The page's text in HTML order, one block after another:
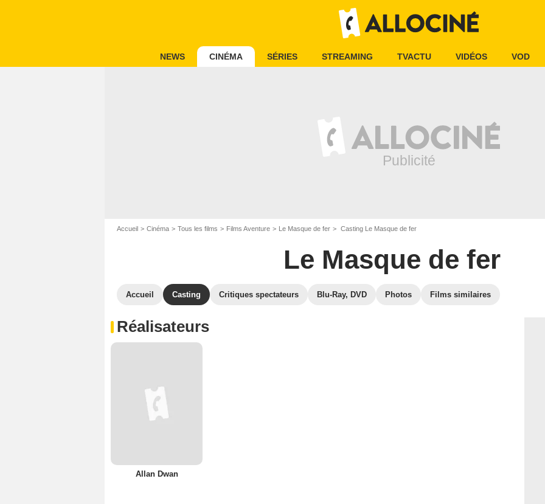
NEWS CINÉMA SÉRIES STREAMING TVACTU VIDÉOS VOD
Accueil Cinéma Tous les films Films Aventure Le Masque de fer Casting Le Masque de fer
Le Masque de fer
Accueil Casting Critiques spectateurs Blu-Ray, DVD Photos Films similaires
Réalisateurs
Allan Dwan